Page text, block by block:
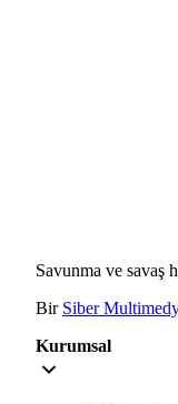
Savunma ve savaş
Bir Siber
Kurumsal